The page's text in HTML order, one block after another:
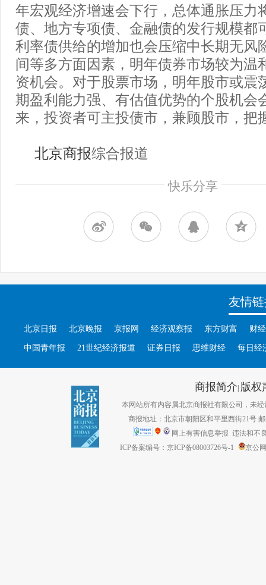
年宏观经济增速会下行，总体通胀压力
债、地方专项债、金融债的发行规模都
利率债供给的增加也会压缩中长期无风
间等多方面因素，明年债券市场较为温
资机会。对于股票市场，明年股市或震
期盈利能力强、有估值优势的个股机会
来，投资者可主投债市，兼顾股市，把
北京商报综合报道
快乐分享
友情
北京日报 北京晚报 京报网 经济观察报 东方财富 财
中国青年报 21世纪经济报道 证券日报 思维财经 每日经
商报简介| 版权
本网站所有内容属北京商报社有限公司，未经
商报地址：北京市朝阳区和平里西街21号
网上有害信息举报 违法和不
ICP备案编号：京ICP备08003726号-1
京公